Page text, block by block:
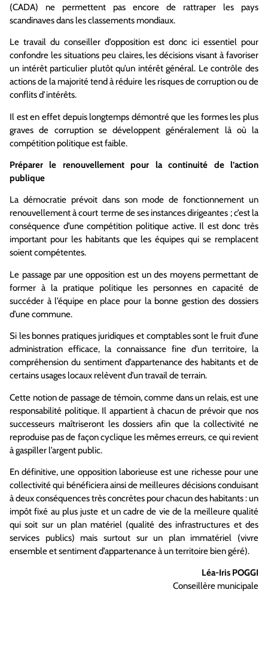
(CADA) ne permettent pas encore de rattraper les pays
scandinaves dans les classements mondiaux.
Le travail du conseiller d’opposition est donc ici essentiel pour
confondre les situations peu claires, les décisions visant à favoriser
un intérêt particulier plutôt qu’un intérêt général. Le contrôle des
actions de la majorité tend à réduire les risques de corruption ou de
conflits d’intérêts.
Il est en effet depuis longtemps démontré que les formes les plus
graves de corruption se développent généralement là où la
compétition politique est faible.
Préparer le renouvellement pour la continuité de l’action
publique
La démocratie prévoit dans son mode de fonctionnement un
renouvellement à court terme de ses instances dirigeantes ; c’est la
conséquence d’une compétition politique active. Il est donc très
important pour les habitants que les équipes qui se remplacent
soient compétentes.
Le passage par une opposition est un des moyens permettant de
former à la pratique politique les personnes en capacité de
succéder à l’équipe en place pour la bonne gestion des dossiers
d’une commune.
Si les bonnes pratiques juridiques et comptables sont le fruit d’une
administration efficace, la connaissance fine d’un territoire, la
compréhension du sentiment d’appartenance des habitants et de
certains usages locaux relèvent d’un travail de terrain.
Cette notion de passage de témoin, comme dans un relais, est une
responsabilité politique. Il appartient à chacun de prévoir que nos
successeurs maîtriseront les dossiers afin que la collectivité ne
reproduise pas de façon cyclique les mêmes erreurs, ce qui revient
à gaspiller l’argent public.
En définitive, une opposition laborieuse est une richesse pour une
collectivité qui bénéficiera ainsi de meilleures décisions conduisant
à deux conséquences très concrètes pour chacun des habitants : un
impôt fixé au plus juste et un cadre de vie de la meilleure qualité
qui soit sur un plan matériel (qualité des infrastructures et des
services publics) mais surtout sur un plan immatériel (vivre
ensemble et sentiment d’appartenance à un territoire bien géré).
Léa-Iris POGGI
Conseillère municipale